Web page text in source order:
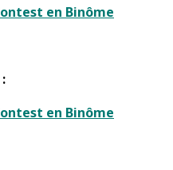
en Binôme
en Binôme